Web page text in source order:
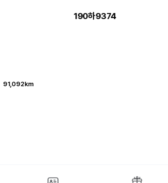
190하9374
91,092km